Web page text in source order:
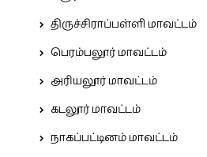
திருச்சிராப்பள்ளி மாவட்டம்
பெரம்பலூர் மாவட்டம்
அரியலூர் மாவட்டம்
கடலூர் மாவட்டம்
நாகப்பட்டினம் மாவட்டம்